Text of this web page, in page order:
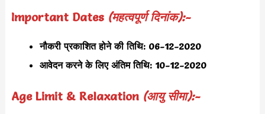
Important Dates (महत्वपूर्ण दिनांक):-
नौकरी प्रकाशित होने की तिथि: 06-12-2020
आवेदन करने के लिए अंतिम तिथि: 10-12-2020
Age Limit & Relaxation (आयु सीमा):-